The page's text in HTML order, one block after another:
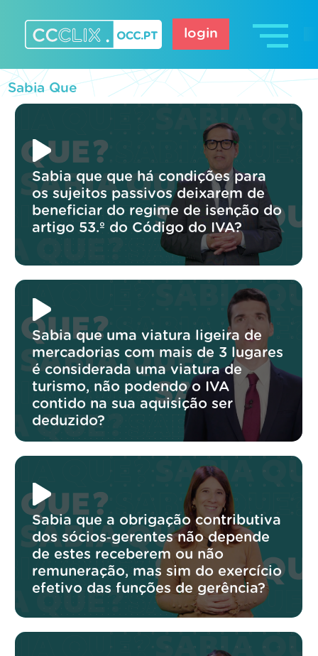
content
login
Sabia Que
Sabia que que há condições para
os sujeitos passivos deixarem de
beneficiar do regime de isenção do
artigo 53.º do Código do IVA?
Sabia que uma viatura ligeira de
mercadorias com mais de 3 lugares
é considerada uma viatura de
turismo, não podendo o IVA
contido na sua aquisição ser
deduzido?
Sabia que a obrigação contributiva
dos sócios‑gerentes não depende
de estes receberem ou não
remuneração, mas sim do exercício
efetivo das funções de gerência?